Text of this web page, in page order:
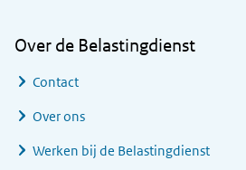
Over de Belastingdienst
Contact
Over ons
Werken bij de Belastingdienst